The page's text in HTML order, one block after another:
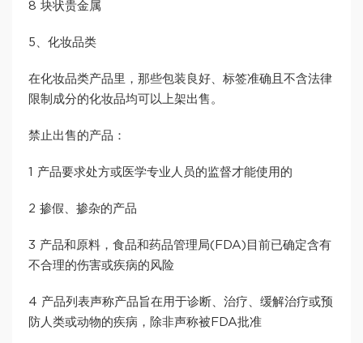
8 块状贵金属
5、化妆品类
在化妆品类产品里，那些包装良好、标签准确且不含法律
限制成分的化妆品均可以上架出售。
禁止出售的产品：
1 产品要求处方或医学专业人员的监督才能使用的
2 掺假、掺杂的产品
3 产品和原料，食品和药品管理局(FDA)目前已确定含有
不合理的伤害或疾病的风险
4 产品列表声称产品旨在用于诊断、治疗、缓解治疗或预
防人类或动物的疾病，除非声称被FDA批准